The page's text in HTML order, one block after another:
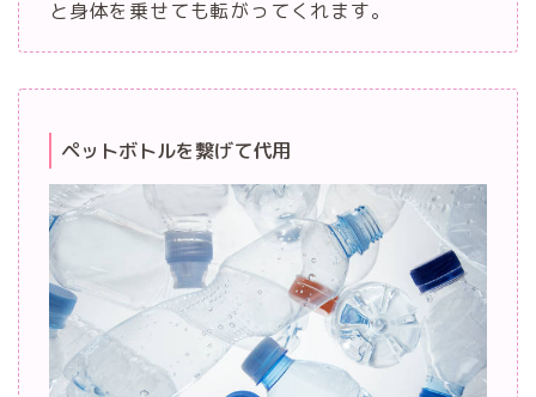
と身体を乗せても転がってくれます。
ペットボトルを繋げて代用